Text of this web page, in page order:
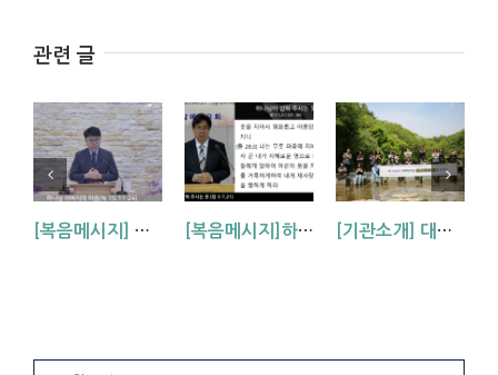
관련 글
[복음메시지] 하나님 아버지의 마음 (눅15:11~24) [복음메시지]하나님이 입혀주시는 옷 (창 3:7,21) [기관소개] 대방교회 학생부를 소개합니다.